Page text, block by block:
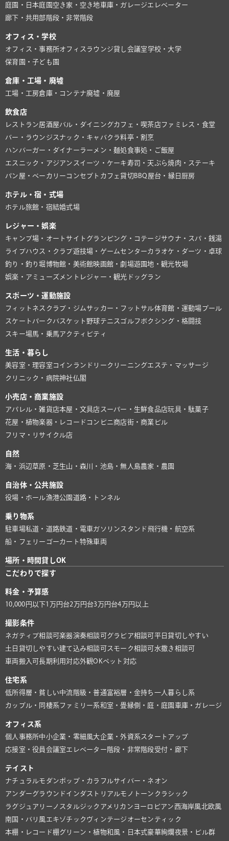
庭園・日本庭園 空き家・空き地 車庫・ガレージ エレベーター
廊下・共用部 階段・非常階段
オフィス・学校
オフィス・事務所オフィスラウンジ貸し会議室学校・大学
保育園・子ども園
倉庫・工場・廃墟
工場・工房倉庫・コンテナ廃墟・廃屋
飲食店
レストラン居酒屋バル・ダイニングカフェ・喫茶店ファミレス・食堂
バー・ラウンジ スナック・キャバクラ料亭・割烹
ハンバーガー・ダイナーラーメン・麺処食事処・ご飯屋
エスニック・アジアン スイーツ・ケーキ寿司・天ぷら焼肉・ステーキ
パン屋・ベーカリー コンセプトカフェ貸切BBQ 屋台・縁日 厨房
ホテル・宿・式場
ホテル旅館・宿結婚式場
レジャー・娯楽
キャンプ場・オートサイト グランピング・コテージサウナ・スパ・銭湯
ライブハウス・クラブ遊技場・ゲームセンターカラオケ・ダーツ・卓球
釣り・釣り堀博物館・美術館映画館・劇場遊園地・観光牧場
娯楽・アミューズメント レジャー・観光 ドッグラン
スポーツ・運動施設
フィットネスクラブ・ジム サッカー・フットサル体育館・運動場プール
スケートパーク バスケット 野球テニス ゴルフ ボクシング・格闘技
スキー場馬・乗馬アクティビティ
生活・暮らし
美容室・理容室 コインランドリー クリーニングエステ・マッサージ
クリニック・病院神社仏閣
小売店・商業施設
アパレル・雑貨店本屋・文具店 スーパー・生鮮食品店玩具・駄菓子
花屋・植物楽器・レコード コンビニ商店街・商業ビル
フリマ・リサイクル店
自然
海・浜辺 草原・芝生山・森川・池島・無人島農家・農園
自治体・公共施設
役場・ホール漁港公園 道路・トンネル
乗り物系
駐車場私道・道路鉄道・電車 ガソリンスタンド 飛行機・航空系
船・フェリー ゴーカート特殊車両
場所・時間貸しOK
こだわりで探す
料金・予算感
10,000円以下1万円台2万円台3万円台4万円以上
撮影条件
ネガティブ相談可楽器演奏相談可 グラビア相談可 平日貸切しやすい
土日貸切しやすい建て込み相談可 スモーク相談可 水撒き相談可
車両搬入可長期利用対応外観OKペット対応
住宅系
低所得層・貧しい中流階級・普通富裕層・金持ち 一人暮らし系
カップル・同棲系ファミリー系和室・畳縁側・庭・庭園 車庫・ガレージ
オフィス系
個人事務所中小企業・零細風大企業・外資系スタートアップ
応接室・役員会議室 エレベーター 階段・非常階段受付・廊下
テイスト
ナチュラルモダンポップ・カラフルサイバー・ネオン
アンダーグラウンド インダストリアルモノトーン クラシック
ラグジュアリー ノスタルジック アメリカン ヨーロピアン 西海岸風北欧風
南国・バリ風 エキゾチック ヴィンテージ オーセンティック
本棚・レコード棚グリーン・植物和風・日本式豪華絢爛夜景・ビル群